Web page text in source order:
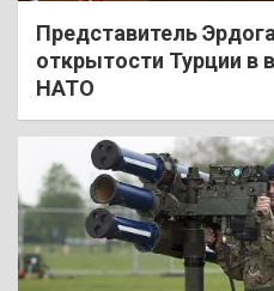
Представитель
открытости Турции в
НАТО